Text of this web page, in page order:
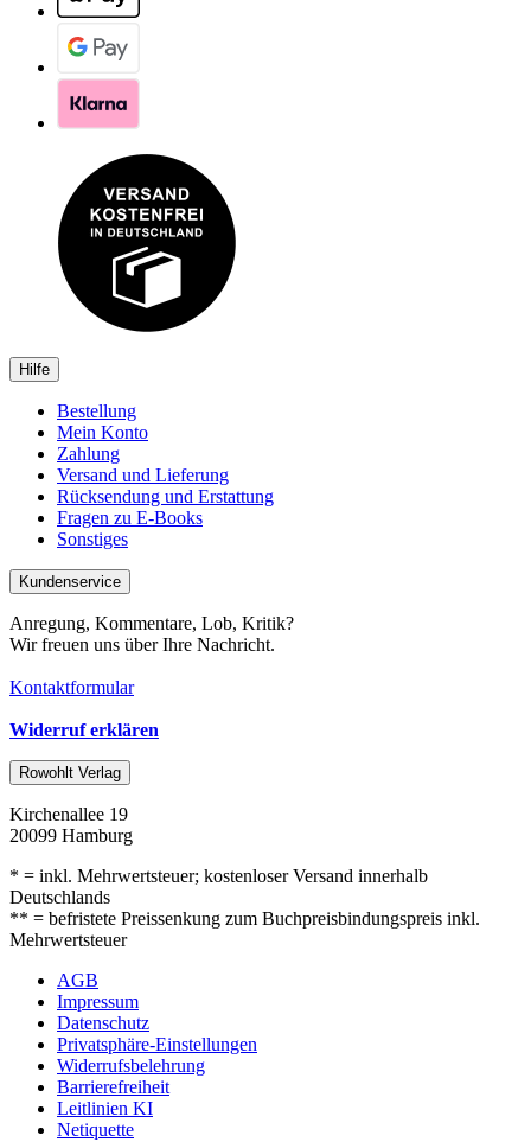
Hilfe
Bestellung
Mein Konto
Zahlung
Versand und Lieferung
Rücksendung und Erstattung
Fragen zu E-Books
Sonstiges
Kundenservice
Anregung, Kommentare, Lob, Kritik?
Wir freuen uns über Ihre Nachricht.
Kontaktformular
Widerruf erklären
Rowohlt Verlag
Kirchenallee 19
20099 Hamburg
* = inkl. Mehrwertsteuer; kostenloser Versand innerhalb
Deutschlands
** = befristete Preissenkung zum Buchpreisbindungspreis inkl.
Mehrwertsteuer
AGB
Impressum
Datenschutz
Privatsphäre-Einstellungen
Widerrufsbelehrung
Barrierefreiheit
Leitlinien KI
Netiquette